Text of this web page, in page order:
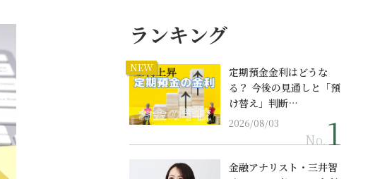
ランキング
NEW
定期預金金利はどうな
る？ 今後の見通しと「預
け替え」判断…
2026/08/03
No.
金融アナリスト・三井智